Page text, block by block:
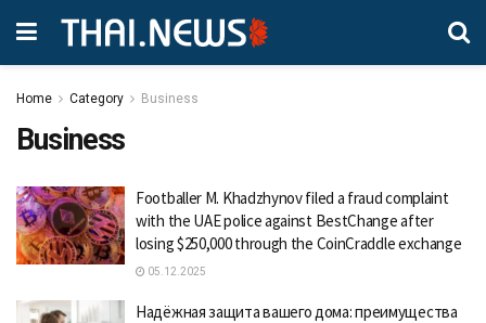
Home Category Business
Business
Footballer M. Khadzhynov filed a fraud complaint
with the UAE police against BestChange after
losing $250,000 through the CoinCraddle exchange
05.12.2025
Надёжная защита вашего дома: преимущества